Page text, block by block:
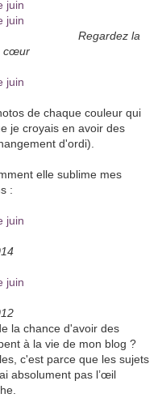
la
cœur
de chaque couleur qui
je croyais en avoir des
d'ordi).
elle sublime mes
:
la chance d'avoir des
à la vie de mon blog ?
c'est parce que les sujets
absolument pas l’œil